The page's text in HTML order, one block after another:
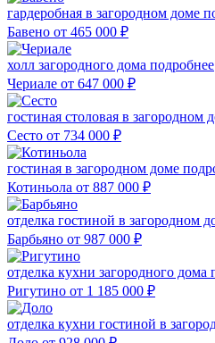
гардеробная в загородном доме
Бавено от 465 000 ₽
холл загородного дома подробнее
Чериале от 647 000 ₽
гостиная столовая в загородном
Сесто от 734 000 ₽
гостиная в загородном доме
Котиньола от 887 000 ₽
отделка гостиной в загородном
Барбьяно от 987 000 ₽
отделка кухни загородного дома
Ригутино от 1 185 000 ₽
отделка кухни гостиной в